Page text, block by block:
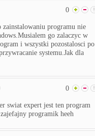
0
zainstalowaniu programu nie
go zalaczyc w
i wszystki pozostalosci po
systemu.Jak dla
0
swiat expert jest ten program
programik heeh